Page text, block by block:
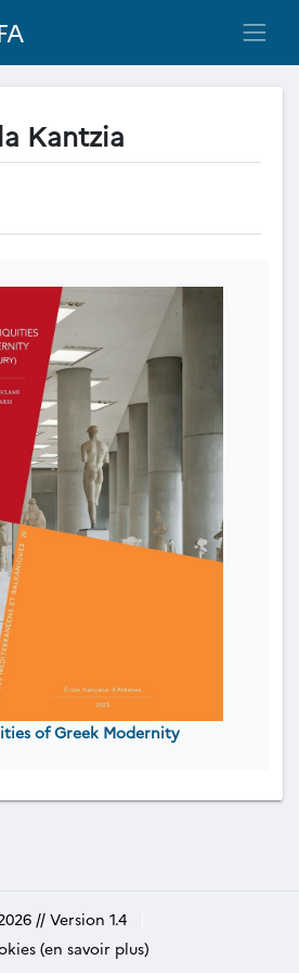
Kantzia
of Greek Modernity
// Version 1.4
(en savoir plus)